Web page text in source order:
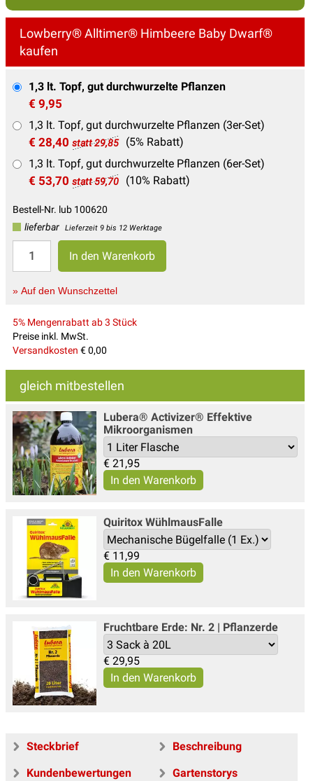
Lowberry® Alltimer® Himbeere Baby Dwarf®
kaufen
1,3 lt. Topf, gut durchwurzelte Pflanzen
€ 9,95
1,3 lt. Topf, gut durchwurzelte Pflanzen (3er-Set)
€ 28,40 statt 29,85
(5% Rabatt)
1,3 lt. Topf, gut durchwurzelte Pflanzen (6er-Set)
€ 53,70 statt 59,70 (10% Rabatt)
Bestell-Nr. lub 100620
lieferbar
Lieferzeit 9 bis 12 Werktage
» Auf den Wunschzettel
5% Mengenrabatt ab 3 Stück
Preise inkl. MwSt.
Versandkosten € 0,00
gleich mitbestellen
Lubera® Activizer® Effektive
Mikroorganismen
€ 21,95
Quiritox WühlmausFalle
€ 11,99
Fruchtbare Erde: Nr. 2 | Pflanzerde
€ 29,95
Steckbrief
Beschreibung
Kundenbewertungen
Gartenstorys